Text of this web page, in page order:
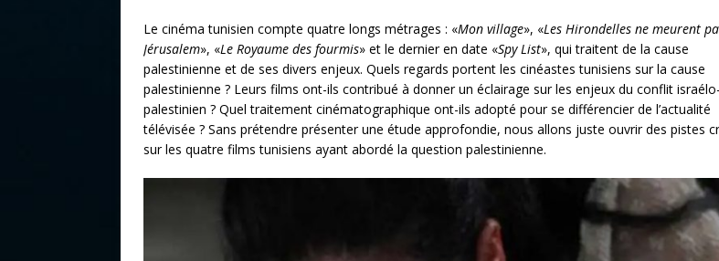
Le cinéma tunisien compte quatre longs métrages : «Mon village», «Les Hirondelles ne meurent
Jérusalem», «Le Royaume des fourmis» et le dernier en date «Spy List», qui traitent de la cause
palestinienne et de ses divers enjeux. Quels regards portent les cinéastes tunisiens sur la cause
palestinienne ? Leurs films ont-ils contribué à donner un éclairage sur les enjeux du conflit israélo-
palestinien ? Quel traitement cinématographique ont-ils adopté pour se différencier de l’actualité
télévisée ? Sans prétendre présenter une étude approfondie, nous allons juste ouvrir des pistes
sur les quatre films tunisiens ayant abordé la question palestinienne.